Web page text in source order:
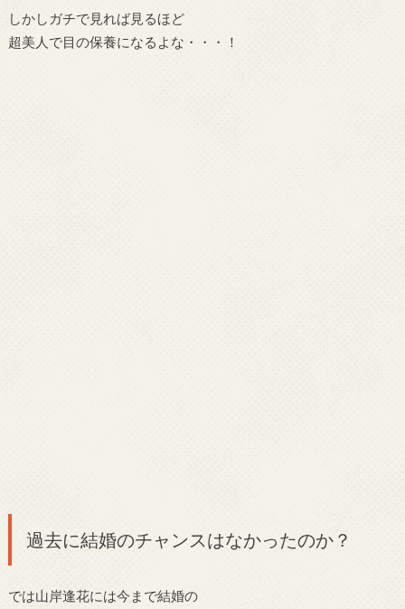
しかしガチで見れば見るほど
超美人で目の保養になるよな・・・！
過去に結婚のチャンスはなかったのか？
では山岸逢花には今まで結婚の